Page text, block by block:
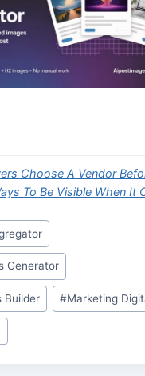
Choose A Vendor
To Be Visible When It
Generator
Builder #Marketing